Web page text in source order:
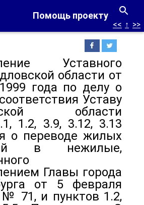
Помощь проекту
<< ↑ >>
Уставного
области от
года по делу о
Уставу
области
1.2, 3.9, 3.12, 3.13
о переводе жилых
в нежилые,
Главы города
от 5 февраля
№ 71, и пунктов 1.2,